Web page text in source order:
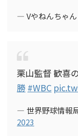
— Vやねんちゃ
栗山監督 歓喜
勝#WBC
— 世界野球情報
2023